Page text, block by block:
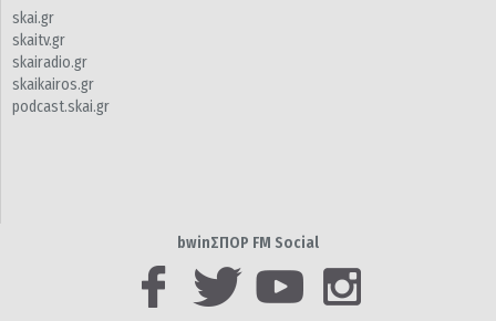
skai.gr
skaitv.gr
skairadio.gr
skaikairos.gr
podcast.skai.gr
bwinΣΠΟΡ FM Social